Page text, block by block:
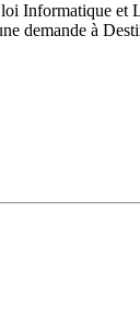
Informatique et
demande à